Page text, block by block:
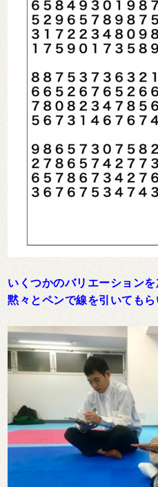
いくつかのバリエーション
黙々とペンで線を引いても